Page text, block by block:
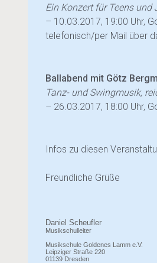
Ein Konzert für Teens und
– 10.03.2017, 19:00 Uhr,
telefonisch/per Mail über
Ballabend mit Götz
Tanz- und Swingmusik,
– 26.03.2017, 18:00 Uhr,
Infos zu diesen
Freundliche Grüße
Daniel Scheufler
Musikschulleiter
Musikschule Goldenes Lamm e.V.
Leipziger Straße 220
01139 Dresden